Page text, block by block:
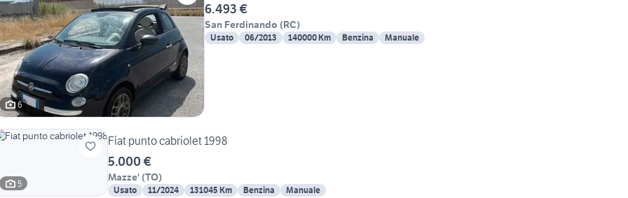
6
6.493 €
San Ferdinando (RC)
Usato 06/2013 140000 Km Benzina Manuale
5
Fiat punto cabriolet 1998
5.000 €
Mazze' (TO)
Usato 11/2024 131045 Km Benzina Manuale